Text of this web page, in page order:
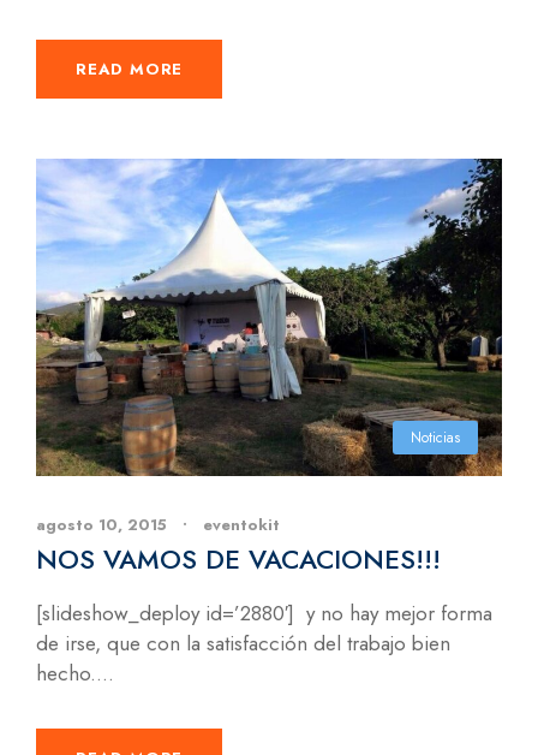
READ MORE
Noticias
agosto 10, 2015 • eventokit
NOS VAMOS DE VACACIONES!!!
[slideshow_deploy id=’2880′] y no hay mejor forma
de irse, que con la satisfacción del trabajo bien
hecho....